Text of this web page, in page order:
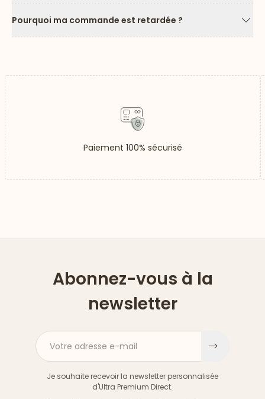
Pourquoi ma commande est retardée ?
Paiement 100% sécurisé
Abonnez-vous à la
newsletter
Votre adresse e-mail
Je souhaite recevoir la newsletter personnalisée
d'Ultra Premium Direct.